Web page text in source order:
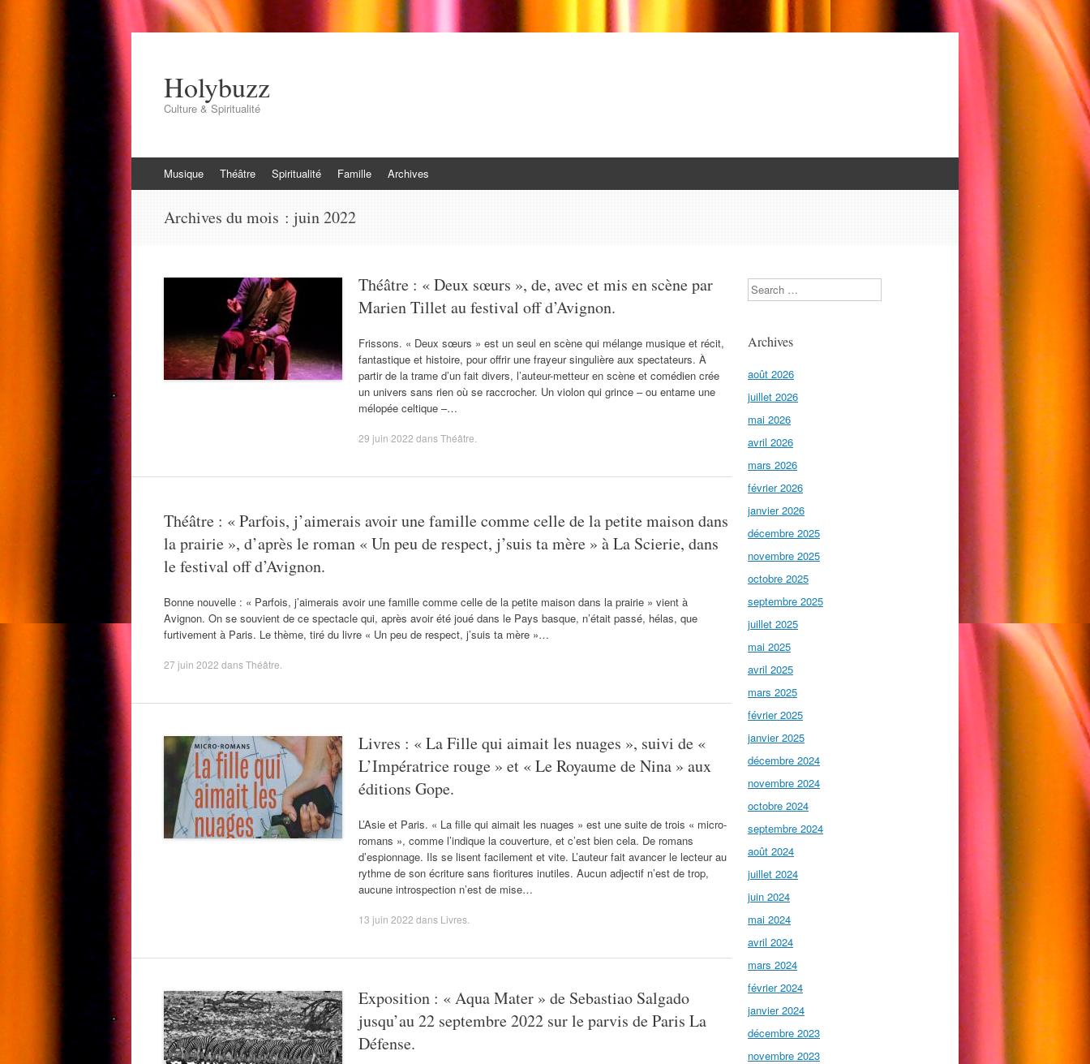
Holybuzz
Culture & Spiritualité
au
Musique Théâtre Spiritualité Famille Archives
Archives du mois : juin 2022
Théâtre : « Deux sœurs », de, avec et mis en scène par
Marien Tillet au festival off d’Avignon.
Frissons. « Deux sœurs » est un seul en scène qui mélange musique et récit,
fantastique et histoire, pour offrir une frayeur singulière aux spectateurs. À
partir de la trame d’un fait divers, l’auteur-metteur en scène et comédien crée
un univers sans rien où se raccrocher. Un violon qui grince – ou entame une
mélopée celtique –…
29 juin 2022 dansThéâtre
Théâtre : « Parfois, j’aimerais avoir une famille comme celle de la petite maison dans
la prairie », d’après le roman « Un peu de respect, j’suis ta mère » à La Scierie, dans
le festival off d’Avignon.
Bonne nouvelle : « Parfois, j’aimerais avoir une famille comme celle de la petite maison dans la prairie » vient à
Avignon. On se souvient de ce spectacle qui, après avoir été joué dans le Pays basque, n’était passé, hélas, que
furtivement à Paris. Le thème, tiré du livre « Un peu de respect, j’suis ta mère »…
27 juin 2022 dansThéâtre
Livres : « La Fille qui aimait les nuages », suivi de «
L’Impératrice rouge » et « Le Royaume de Nina » aux
éditions Gope.
L’Asie et Paris. « La fille qui aimait les nuages » est une suite de trois « micro-
romans », comme l’indique la couverture, et c’est bien cela. De romans
d’espionnage. Ils se lisent facilement et vite. L’auteur fait avancer le lecteur au
rythme de son écriture sans fioritures inutiles. Aucun adjectif n’est de trop,
aucune introspection n’est de mise…
13 juin 2022 dans Livres
Exposition : « Aqua Mater » de Sebastiao Salgado
jusqu’au 22 septembre 2022 sur le parvis de Paris La
Défense.
Search
Archives
août 2026
juillet 2026
mai 2026
avril 2026
mars 2026
février 2026
janvier 2026
décembre 2025
novembre 2025
octobre 2025
septembre 2025
juillet 2025
mai 2025
avril 2025
mars 2025
février 2025
janvier 2025
décembre 2024
novembre 2024
octobre 2024
septembre 2024
août 2024
juillet 2024
juin 2024
mai 2024
avril 2024
mars 2024
février 2024
janvier 2024
décembre 2023
novembre 2023